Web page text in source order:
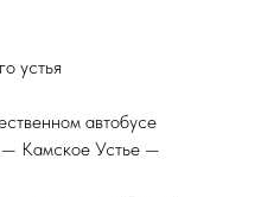
устья
автобусе
Камское Устье —